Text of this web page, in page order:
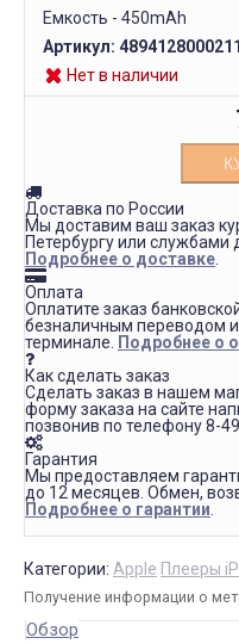
Емкость - 450mAh
Артикул: 4894128000211
Нет в наличии
Доставка по России
Мы доставим ваш заказ
Петербургу или службами
Подробнее о доставке
Оплата
Оплатите заказ
безналичным переводом
терминале.
Подробнее о
Как сделать заказ
Сделать заказ в нашем
форму заказа на сайте
позвонив по телефону 8-
Гарантия
Мы предоставляем
до 12 месяцев. Обмен,
Подробнее о гарантии
Категории: Apple Плееры
Получение информации о
Обзор